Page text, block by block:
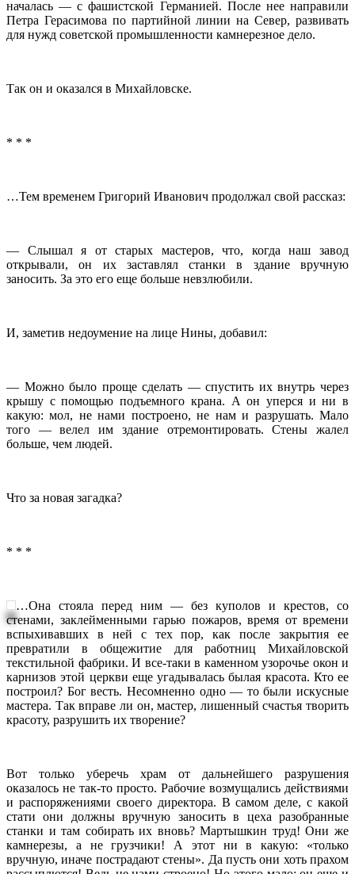
началась — с фашистской Германией. После нее направили
Петра Герасимова по партийной линии на Север, развивать
для нужд советской промышленности камнерезное дело.
Так он и оказался в Михайловске.
* * *
…Тем временем Григорий Иванович продолжал свой рассказ:
— Слышал я от старых мастеров, что, когда наш завод
открывали, он их заставлял станки в здание вручную
заносить. За это его еще больше невзлюбили.
И, заметив недоумение на лице Нины, добавил:
— Можно было проще сделать — спустить их внутрь через
крышу с помощью подъемного крана. А он уперся и ни в
какую: мол, не нами построено, не нам и разрушать. Мало
того — велел им здание отремонтировать. Стены жалел
больше, чем людей.
Что за новая загадка?
* * *
…Она стояла перед ним — без куполов и крестов, со
стенами, заклейменными гарью пожаров, время от времени
вспыхивавших в ней с тех пор, как после закрытия ее
превратили в общежитие для работниц Михайловской
текстильной фабрики. И все-таки в каменном узорочье окон и
карнизов этой церкви еще угадывалась былая красота. Кто ее
построил? Бог весть. Несомненно одно — то были искусные
мастера. Так вправе ли он, мастер, лишенный счастья творить
красоту, разрушить их творение?
Вот только уберечь храм от дальнейшего разрушения
оказалось не так-то просто. Рабочие возмущались действиями
и распоряжениями своего директора. В самом деле, с какой
стати они должны вручную заносить в цеха разобранные
станки и там собирать их вновь? Мартышкин труд! Они же
камнерезы, а не грузчики! А этот ни в какую: «только
вручную, иначе пострадают стены». Да пусть они хоть прахом